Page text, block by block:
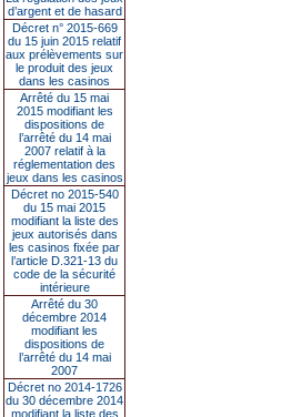
d’argent et de hasard
Décret n° 2015-669
du 15 juin 2015 relatif
aux prélèvements sur
le produit des jeux
dans les casinos
Arrêté du 15 mai
2015 modifiant les
dispositions de
l’arrêté du 14 mai
2007 relatif à la
réglementation des
jeux dans les casinos
Décret no 2015-540
du 15 mai 2015
modifiant la liste des
jeux autorisés dans
les casinos fixée par
l’article D.321-13 du
code de la sécurité
intérieure
Arrêté du 30
décembre 2014
modifiant les
dispositions de
l’arrêté du 14 mai
2007
Décret no 2014-1726
du 30 décembre 2014
modifiant la liste des